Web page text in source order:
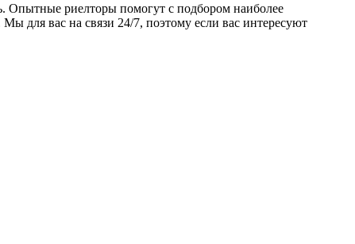
Опытные риелторы помогут с подбором наиболее
для вас на связи 24/7, поэтому если вас интересуют